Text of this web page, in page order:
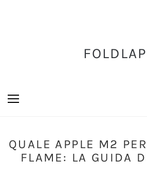
FOLDLAP
QUALE APPLE M2
FLAME: LA GUIDA